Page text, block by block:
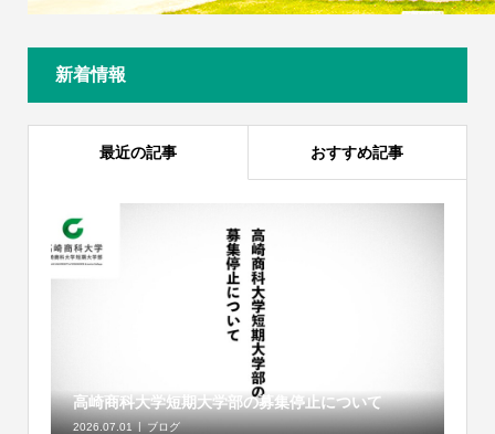
新着情報
最近の記事 おすすめ記事
高崎商科大学短期大学部の募集停止について
2026.07.01 ブログ